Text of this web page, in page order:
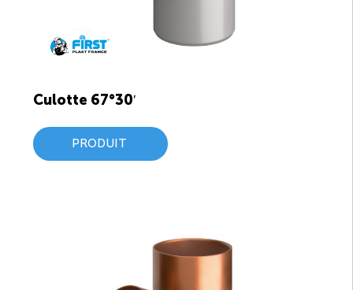
Culotte 67°30′
PRODUIT